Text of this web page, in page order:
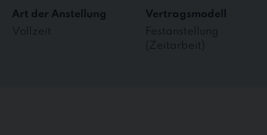
Art der Anstellung
Vollzeit
Vertragsmodell
Festanstellung
(Zeitarbeit)